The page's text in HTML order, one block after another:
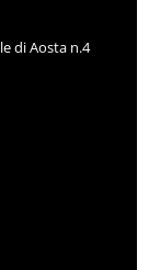
di Aosta n.4